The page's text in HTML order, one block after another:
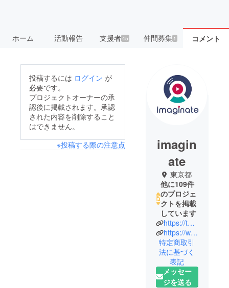
ホーム 活動報告 支援者45 仲間募集 1 コメント
投稿するには ログイン が
必要です。
プロジェクトオーナーの承
認後に掲載されます。承認
された内容を削除すること
はできません。
※投稿する際の注意点
imagin
ate
東京都
他に109件
のプロジェ
クトを掲載
しています
https://twitter.com/heroines_idol/
https://www.imaginate.jp/
特定商取引
法に基づく
表記
メッセー
ジを送る